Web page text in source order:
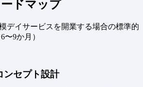
ドマップ
デイサービスを開業する場合の標準的
〜9か月 ）
ンセプト設計